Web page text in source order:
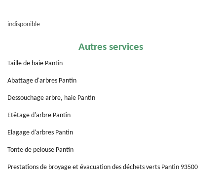
indisponible
Autres services
Taille de haie Pantin
Abattage d'arbres Pantin
Dessouchage arbre, haie Pantin
Etêtage d'arbre Pantin
Elagage d'arbres Pantin
Tonte de pelouse Pantin
Prestations de broyage et évacuation des déchets verts Pantin 93500